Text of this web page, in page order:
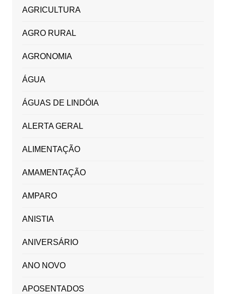
AGRICULTURA
AGRO RURAL
AGRONOMIA
ÁGUA
ÁGUAS DE LINDÓIA
ALERTA GERAL
ALIMENTAÇÃO
AMAMENTAÇÃO
AMPARO
ANISTIA
ANIVERSÁRIO
ANO NOVO
APOSENTADOS